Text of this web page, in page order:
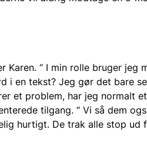
Karen. “ I min rolle bruger
i en tekst? Jeg gør det bare
et problem, har jeg normalt
tilgang. “ Vi så dem
hurtigt. De trak alle stop